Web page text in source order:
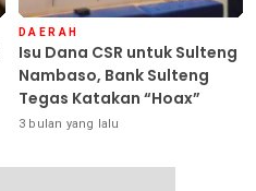
DAERAH
Isu Dana CSR untuk Sulteng
Nambaso, Bank Sulteng
Tegas Katakan “Hoax”
3 bulan yang lalu